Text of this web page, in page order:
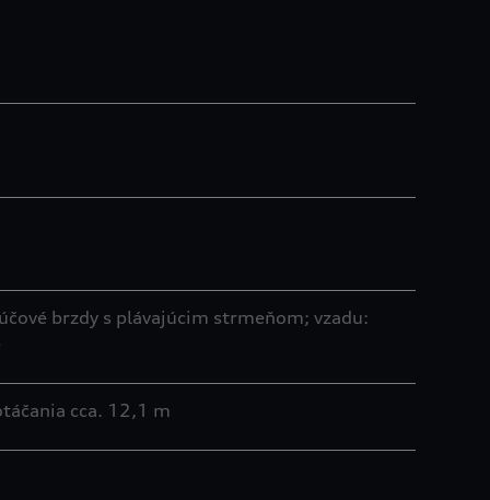
brzdy s plávajúcim strmeňom; vzadu:
cca. 12,1 m